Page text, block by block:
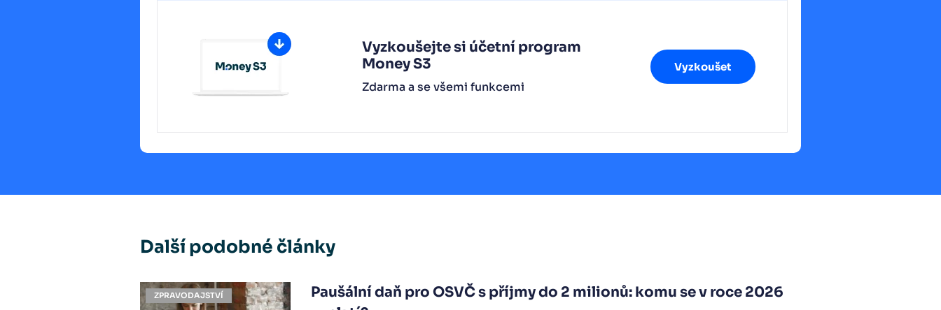
Vyzkoušejte si účetní program
Money S3
Zdarma a se všemi funkcemi
Vyzkoušet
Další podobné články
ZPRAVODAJSTVÍ
Paušální daň pro OSVČ s příjmy do 2 milionů: komu se v roce 2026